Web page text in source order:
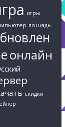
игры
лошадь
онлайн
скидки